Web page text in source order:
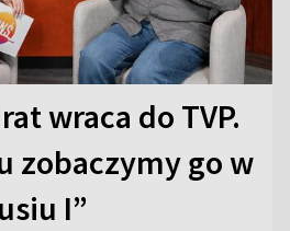
wraca do TVP.
zobaczymy go w
I”